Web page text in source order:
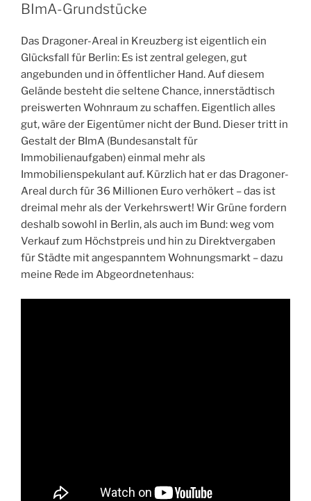
BImA-Grundstücke
Das Dragoner-Areal in Kreuzberg ist eigentlich ein
Glücksfall für Berlin: Es ist zentral gelegen, gut
angebunden und in öffentlicher Hand. Auf diesem
Gelände besteht die seltene Chance, innerstädtisch
preiswerten Wohnraum zu schaffen. Eigentlich alles
gut, wäre der Eigentümer nicht der Bund. Dieser tritt in
Gestalt der BImA (Bundesanstalt für
Immobilienaufgaben) einmal mehr als
Immobilienspekulant auf. Kürzlich hat er das Dragoner-
Areal durch für 36 Millionen Euro verhökert – das ist
dreimal mehr als der Verkehrswert! Wir Grüne fordern
deshalb sowohl in Berlin, als auch im Bund: weg vom
Verkauf zum Höchstpreis und hin zu Direktvergaben
für Städte mit angespanntem Wohnungsmarkt – dazu
meine Rede im Abgeordnetenhaus: